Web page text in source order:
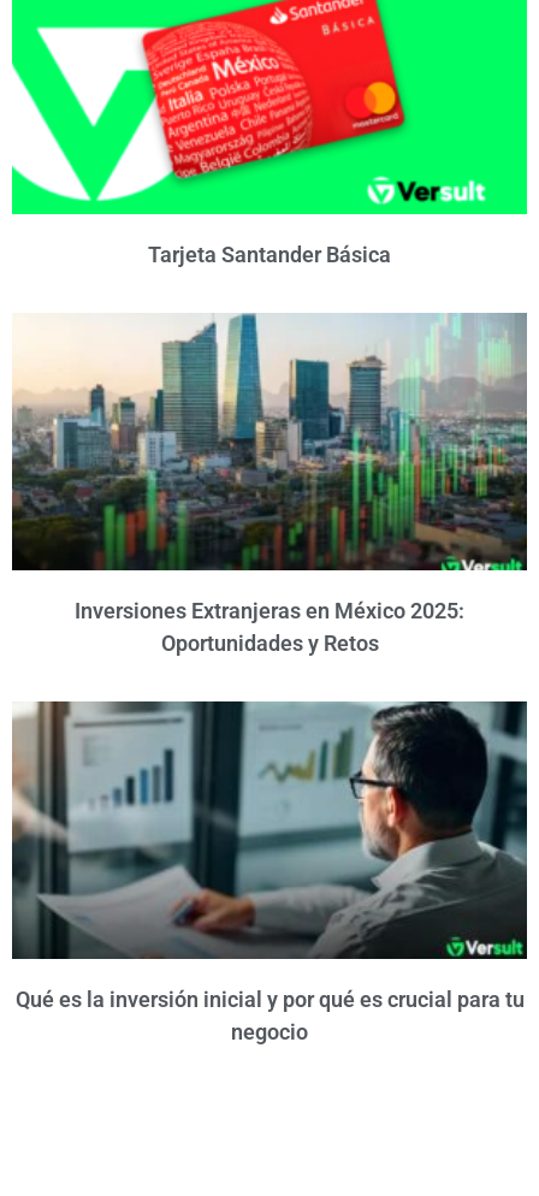
Tarjeta Santander Básica
Inversiones Extranjeras en México 2025:
Oportunidades y Retos
Qué es la inversión inicial y por qué es crucial para tu
negocio